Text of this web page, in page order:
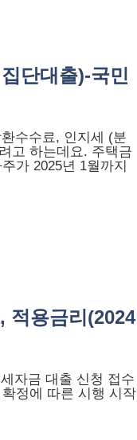
단대출)-국민
수수료, 인지세 (분
고 하는데요. 주택금
가 2025년 1월까지
적용금리(2024
자금 대출 신청 접수
정에 따른 시행 시작